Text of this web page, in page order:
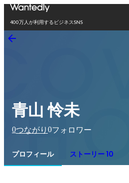
400万人が利用するビジネスSNS
青山 怜未
0つながり 0フォロワー
プロフィール ストーリー 10